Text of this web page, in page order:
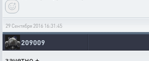
29 Сентября 2016 16:31:45
209009